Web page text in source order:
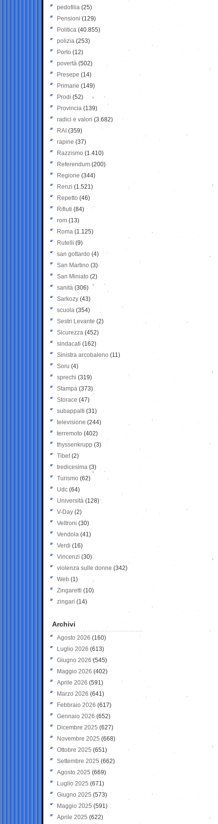
pedofilia (25)
Pensioni (129)
Politica (40.855)
polizia (253)
Porto (12)
povertà (502)
Presepe (14)
Primarie (149)
Prodi (52)
Provincia (139)
radici e valori (3.682)
RAI (359)
rapine (37)
Razzismo (1.410)
Referendum (200)
Regione (344)
Renzi (1.521)
Repetto (46)
Rifiuti (84)
rom (13)
Roma (1.125)
Rutelli (9)
san gottardo (4)
San Martino (3)
San Miniato (2)
sanità (306)
Sarkozy (43)
scuola (354)
Sestri Levante (2)
Sicurezza (452)
sindacati (162)
Sinistra arcobaleno (11)
Soru (4)
sprechi (319)
Stampa (373)
Storace (47)
subappalti (31)
televisione(244)
terremoto (402)
thyssenkrupp (3)
Tibet(2)
tredicesima (3)
Turismo (62)
Udc (64)
Università (128)
V-Day (2)
Veltroni (30)
Vendola (41)
Verdi (16)
Vincenzi (30)
violenza sulle donne (342)
Web (1)
Zingaretti (10)
zingari (14)
Archivi
Agosto 2026 (160)
Luglio 2026 (613)
Giugno 2026 (545)
Maggio 2026 (402)
Aprile 2026 (591)
Marzo 2026 (641)
Febbraio 2026 (617)
Gennaio 2026 (652)
Dicembre 2025 (627)
Novembre 2025 (668)
Ottobre 2025 (651)
Settembre 2025 (662)
Agosto 2025 (669)
Luglio 2025 (671)
Giugno 2025 (573)
Maggio 2025 (591)
Aprile 2025 (622)